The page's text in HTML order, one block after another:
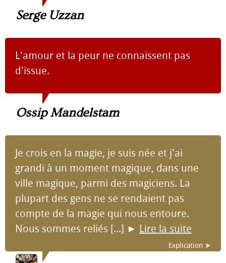
Serge Uzzan
L'amour et la peur ne connaissent pas
d'issue.
Ossip Mandelstam
Je crois en la magie, je suis née et j'ai
grandi à un moment magique, dans une
ville magique, parmi des magiciens. La
plupart des gens ne se rendaient pas
compte de la magie qui nous entoure.
Nous sommes reliés [...] ► Lire la suite
Explication ➤